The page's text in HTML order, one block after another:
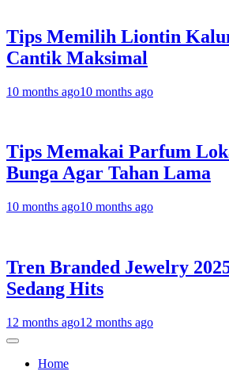
Tips Memilih Liontin
Cantik Maksimal
10 months ago10 months ago
Tips Memakai Parfum
Bunga Agar Tahan Lama
10 months ago10 months ago
Tren Branded Jewelry
Sedang Hits
12 months ago12 months ago
Home